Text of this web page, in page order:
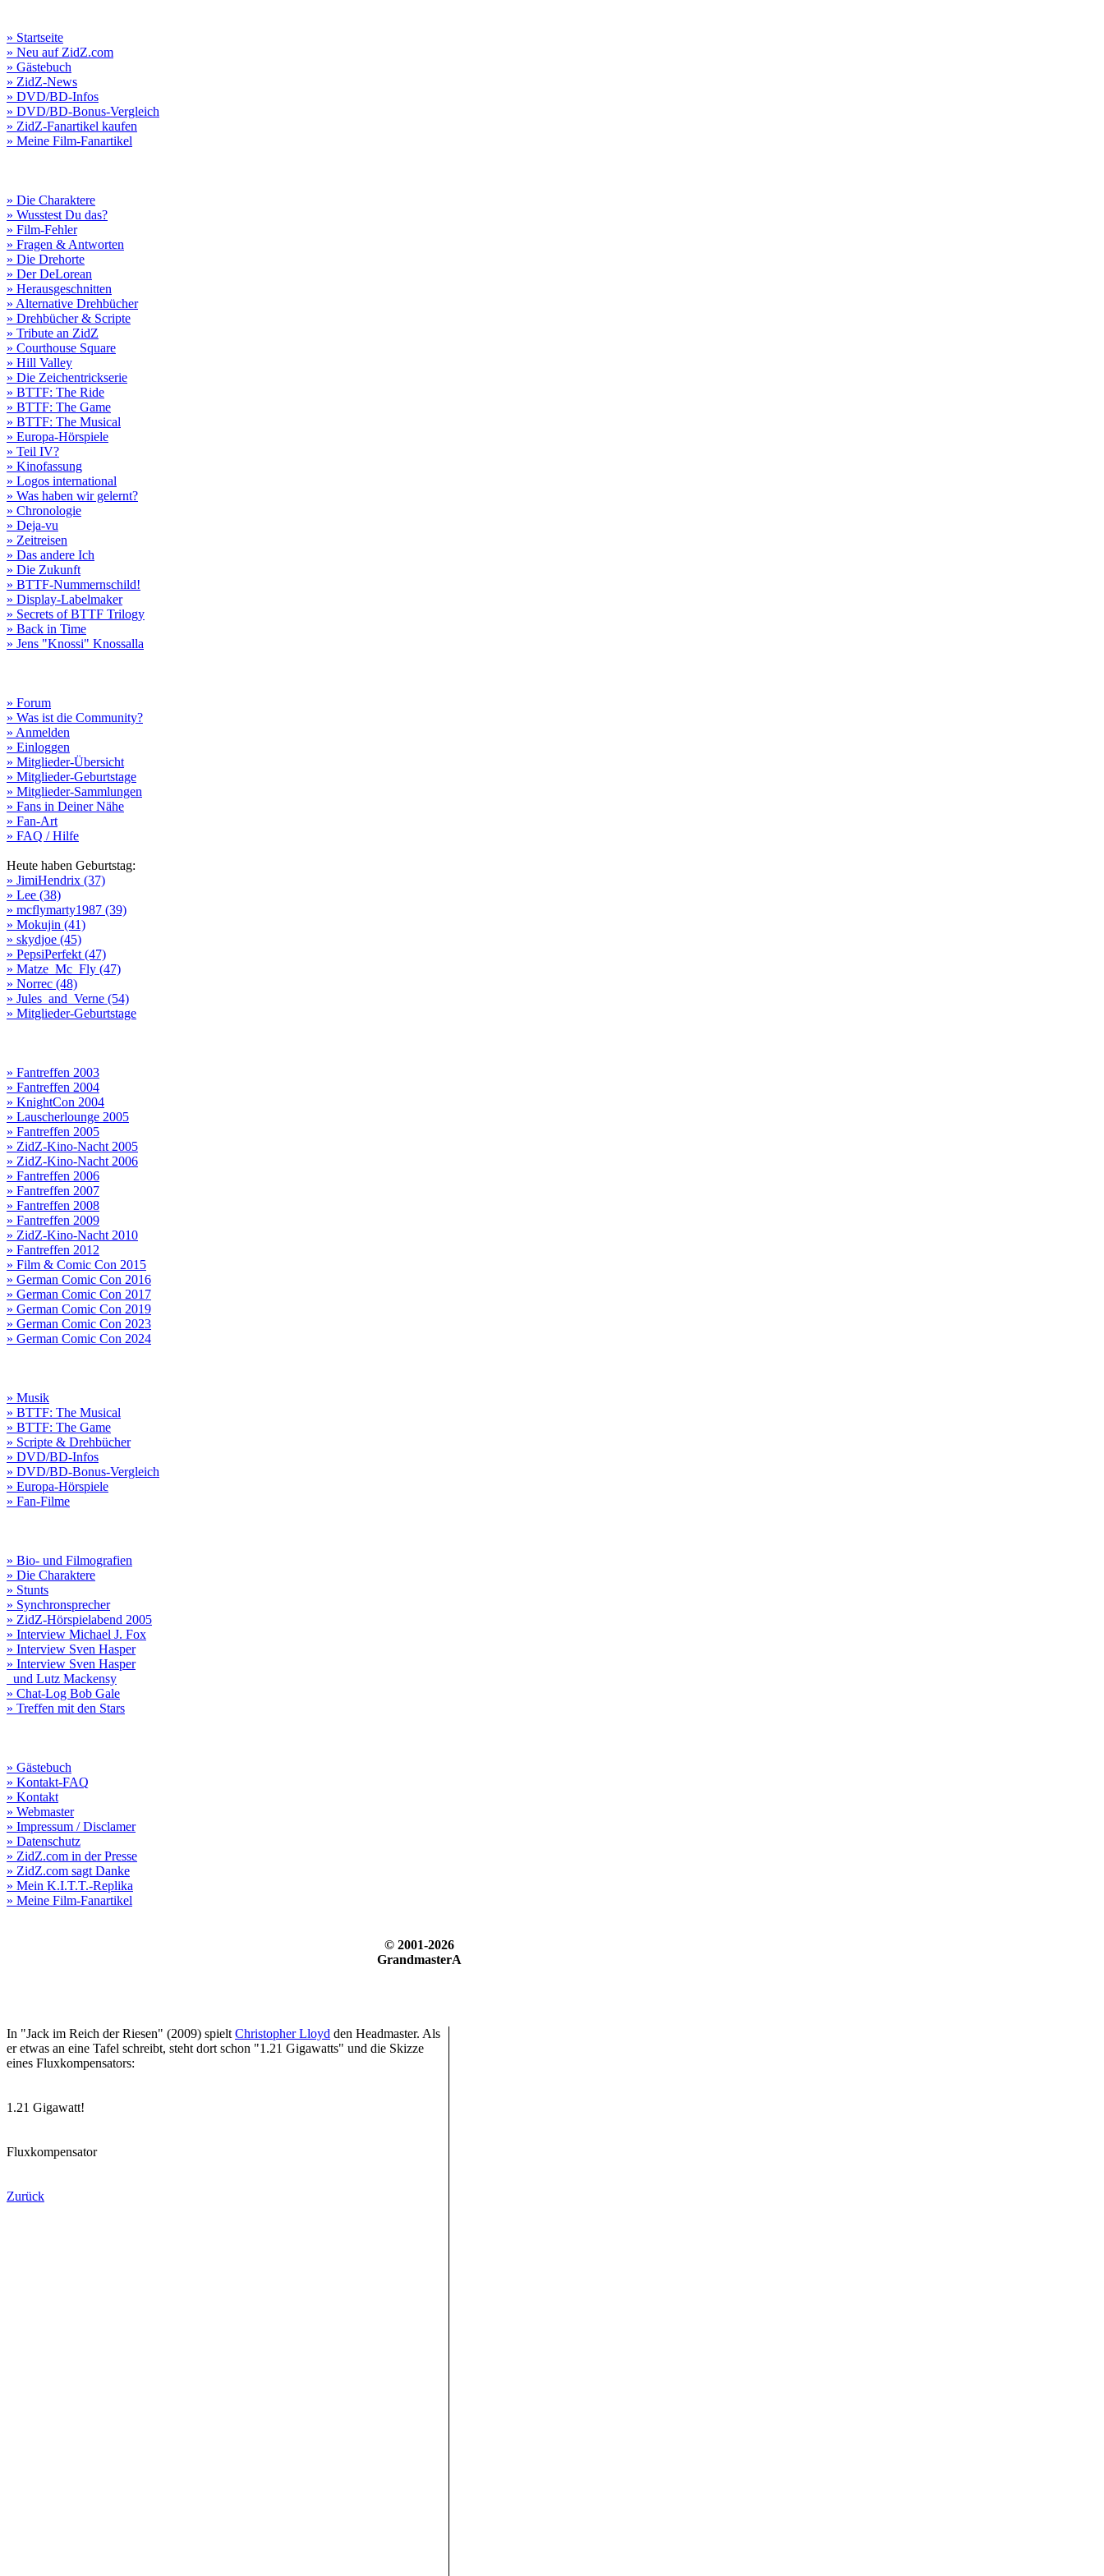
» Startseite
» Neu auf ZidZ.com
» Gästebuch
» ZidZ-News
» DVD/BD-Infos
» DVD/BD-Bonus-Vergleich
» ZidZ-Fanartikel kaufen
» Meine Film-Fanartikel
» Die Charaktere
» Wusstest Du das?
» Film-Fehler
» Fragen & Antworten
» Die Drehorte
» Der DeLorean
» Herausgeschnitten
» Alternative Drehbücher
» Drehbücher & Scripte
» Tribute an ZidZ
» Courthouse Square
» Hill Valley
» Die Zeichentrickserie
» BTTF: The Ride
» BTTF: The Game
» BTTF: The Musical
» Europa-Hörspiele
» Teil IV?
» Kinofassung
» Logos international
» Was haben wir gelernt?
» Chronologie
» Deja-vu
» Zeitreisen
» Das andere Ich
» Die Zukunft
» BTTF-Nummernschild!
» Display-Labelmaker
» Secrets of BTTF Trilogy
» Back in Time
» Jens "Knossi" Knossalla
» Forum
» Was ist die Community?
» Anmelden
» Einloggen
» Mitglieder-Übersicht
» Mitglieder-Geburtstage
» Mitglieder-Sammlungen
» Fans in Deiner Nähe
» Fan-Art
» FAQ / Hilfe
Heute haben Geburtstag:
» JimiHendrix (37)
» Lee (38)
» mcflymarty1987 (39)
» Mokujin (41)
» skydjoe (45)
» PepsiPerfekt (47)
» Matze_Mc_Fly (47)
» Norrec (48)
» Jules_and_Verne (54)
» Mitglieder-Geburtstage
» Fantreffen 2003
» Fantreffen 2004
» KnightCon 2004
» Lauscherlounge 2005
» Fantreffen 2005
» ZidZ-Kino-Nacht 2005
» ZidZ-Kino-Nacht 2006
» Fantreffen 2006
» Fantreffen 2007
» Fantreffen 2008
» Fantreffen 2009
» ZidZ-Kino-Nacht 2010
» Fantreffen 2012
» Film & Comic Con 2015
» German Comic Con 2016
» German Comic Con 2017
» German Comic Con 2019
» German Comic Con 2023
» German Comic Con 2024
» Musik
» BTTF: The Musical
» BTTF: The Game
» Scripte & Drehbücher
» DVD/BD-Infos
» DVD/BD-Bonus-Vergleich
» Europa-Hörspiele
» Fan-Filme
» Bio- und Filmografien
» Die Charaktere
» Stunts
» Synchronsprecher
» ZidZ-Hörspielabend 2005
» Interview Michael J. Fox
» Interview Sven Hasper
» Interview Sven Hasper
und Lutz Mackensy
» Chat-Log Bob Gale
» Treffen mit den Stars
» Gästebuch
» Kontakt-FAQ
» Kontakt
» Webmaster
» Impressum / Disclamer
» Datenschutz
» ZidZ.com in der Presse
» ZidZ.com sagt Danke
» Mein K.I.T.T.-Replika
» Meine Film-Fanartikel
© 2001-2026
GrandmasterA
In "Jack im Reich der Riesen" (2009) spielt Christopher Lloyd den Headmaster. Als
er etwas an eine Tafel schreibt, steht dort schon "1.21 Gigawatts" und die Skizze
eines Fluxkompensators:
1.21 Gigawatt!
Fluxkompensator
Zurück